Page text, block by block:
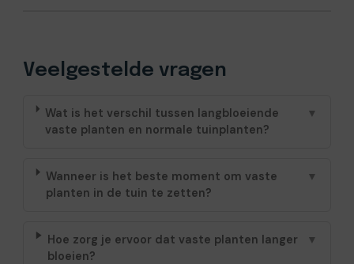
Veelgestelde vragen
Wat is het verschil tussen langbloeiende
vaste planten en normale tuinplanten?
▼
Wanneer is het beste moment om vaste
planten in de tuin te zetten?
▼
Hoe zorg je ervoor dat vaste planten langer
bloeien?
▼